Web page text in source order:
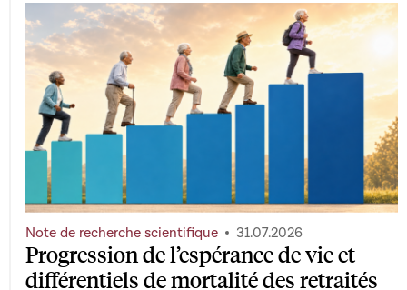
Progression de l’espérance de vie et
différentiels de mortalité des retraités
Note de recherche scientifique 31.07.2026